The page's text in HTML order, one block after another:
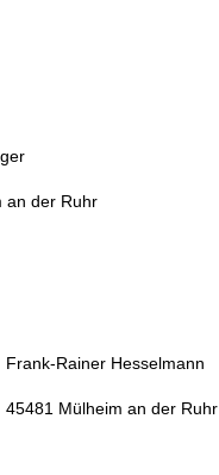
an der Ruhr
Frank-Rainer Hesselmann
45481 Mülheim an der Ruhr